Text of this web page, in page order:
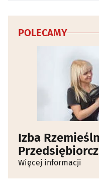
POLECAMY
Izba
Więcej informacji